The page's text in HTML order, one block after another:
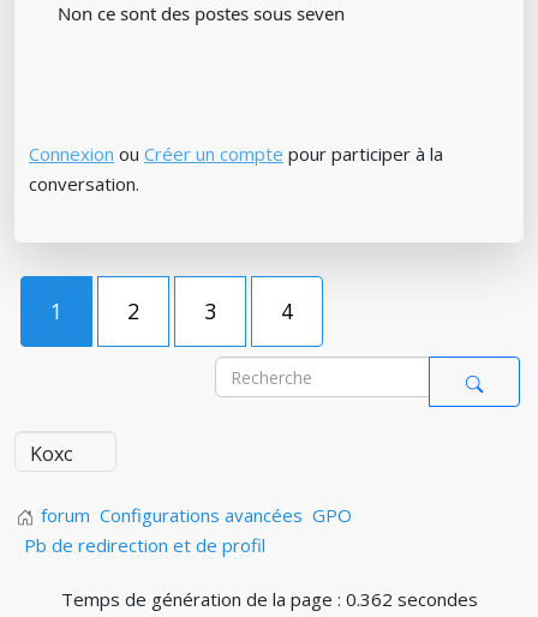
Non ce sont des postes sous seven
Connexion ou Créer un compte pour participer à la
conversation.
1 2 3 4
forum Configurations avancées GPO
Pb de redirection et de profil
Temps de génération de la page : 0.362 secondes